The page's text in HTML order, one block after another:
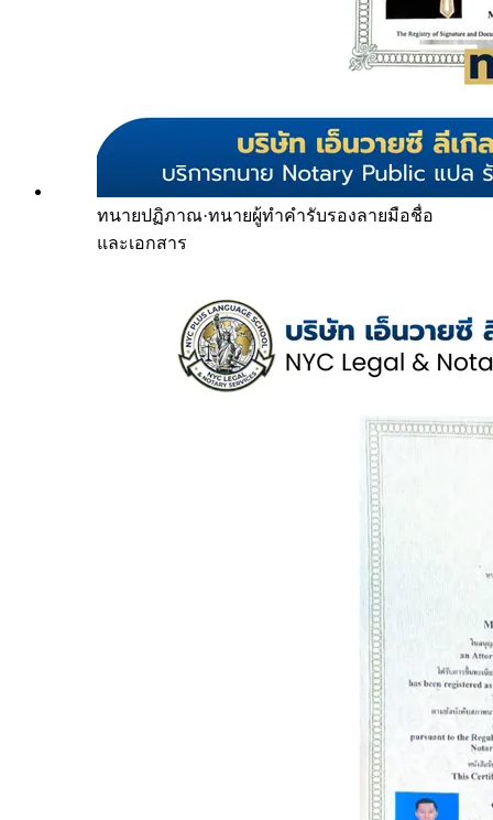
ทนายปฏิภาณ·ทนายผู้ทำคำรับรองลายมือชื่อ
และเอกสาร